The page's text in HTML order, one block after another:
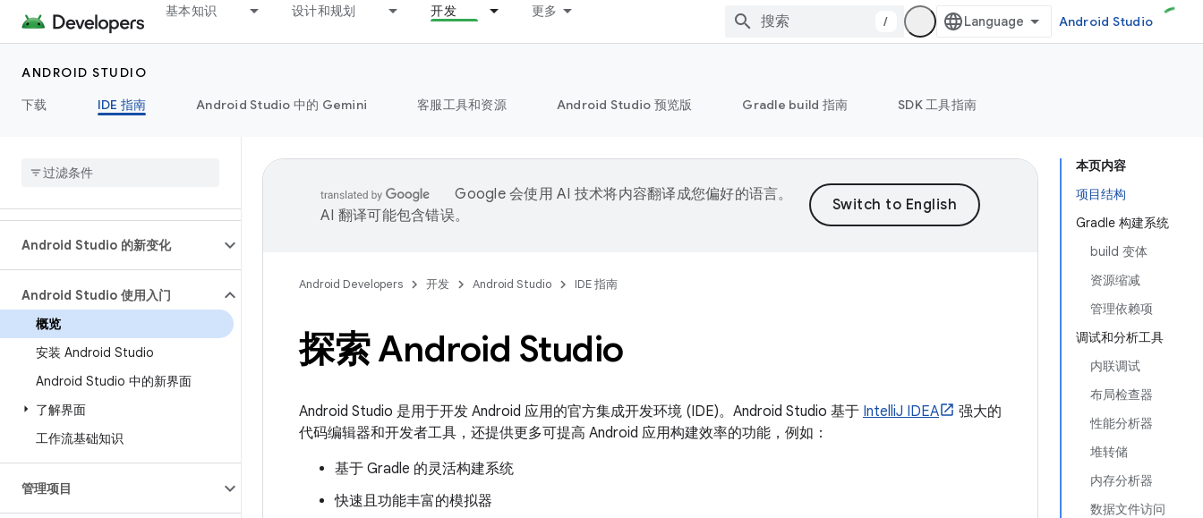
基本知识 设计和规划 开发 更多
/ Android Studio
ANDROID STUDIO
下载
IDE 指南 Android Studio 中的 Gemini 客服工具和资源 Android Studio 预览版 Gradle build 指南 SDK 工具指南
Android Studio 的新变化
Android Studio 使用入门
概览
安装 Android Studio
Android Studio 中的新界面
了解界面
工作流基础知识
管理项目
本页内容
项目结构
Gradle 构建系统
build 变体
资源缩减
管理依赖项
调试和分析工具
内联调试
布局检查器
性能分析器
堆转储
内存分析器
数据文件访问
Google 会使用 AI 技术将内容翻译成您偏好的语言。
AI 翻译可能包含错误。
Android Developers 开发 Android Studio IDE 指南
探索 Android Studio
Android Studio 是用于开发 Android 应用的官方集成开发环境 (IDE)。Android Studio 基于 IntelliJ IDEA
强大的
代码编辑器和开发者工具，还提供更多可提高 Android 应用构建效率的功能，例如：
基于 Gradle 的灵活构建系统
快速且功能丰富的模拟器